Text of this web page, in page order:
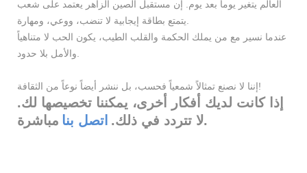
العالم يتغير يوماً بعد يوم. إن مستقبل الصين الزاهر يعتمد على شعب
عندما نسير مع من يملك الحكمة والقلب الطيب، يكون الحب لا متناهياً
إننا لا نصنع تمثالاً شمعياً فحسب، بل ننشر أيضاً نوعاً من الثقافة!
إذا كانت لديك أفكار أخرى، يمكننا تخصيصها لك.
لا تتردد في ذلك. اتصل بنا مباشرة.